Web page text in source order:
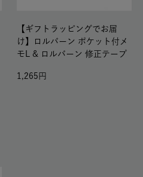
【ギフトラッピングでお届
け】ロルバーン ポケット付メ
モL & ロルバーン 修正テープ
1,265